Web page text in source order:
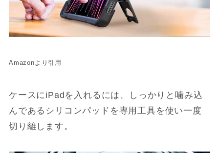
Amazonより引用
ケースにiPadを入れるには、しっかりと噛み込
んであるシリコンパッドを専用工具を使い一度
切り離します。